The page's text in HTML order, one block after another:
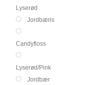
Lyserød
Jordbæris
Candyfloss
Lyserød/Pink
Jordbær